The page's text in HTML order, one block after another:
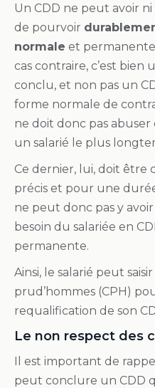
Un CDD ne peut avoir
de pourvoir
normale et permanente
cas contraire, c’est bien
conclu, et non pas un
forme normale de
ne doit donc pas
un salarié le plus
Ce dernier, lui, doit
précis et pour une
ne peut donc pas y avoir
besoin du salariée en
permanente.
Ainsi, le salarié peut
prud’hommes (CPH)
requalification de son
Le non respect des
Il est important de
peut conclure un CDD